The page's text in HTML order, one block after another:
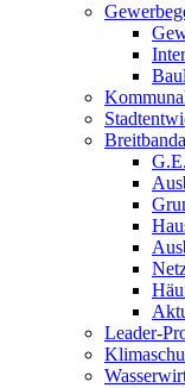
Leader-